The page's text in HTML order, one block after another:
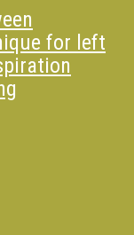
for left